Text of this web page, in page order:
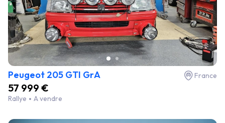
Peugeot 205 GTI GrA France
57 999 €
Rallye A vendre